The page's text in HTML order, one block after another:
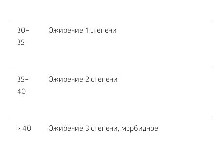
30–
35
Ожирение 1 степени
35–
40
Ожирение 2 степени
> 40 Ожирение 3 степени, морбидное